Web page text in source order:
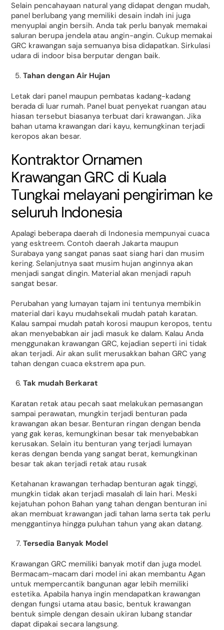
Selain pencahayaan natural yang didapat dengan mudah,
panel berlubang yang memiliki desain indah ini juga
menyuplai angin bersih. Anda tak perlu banyak memakai
saluran berupa jendela atau angin-angin. Cukup memakai
GRC krawangan saja semuanya bisa didapatkan. Sirkulasi
udara di indoor bisa berputar dengan baik.
Tahan dengan Air Hujan
Letak dari panel maupun pembatas kadang-kadang
berada di luar rumah. Panel buat penyekat ruangan atau
hiasan tersebut biasanya terbuat dari krawangan. Jika
bahan utama krawangan dari kayu, kemungkinan terjadi
keropos akan besar.
Kontraktor Ornamen
Krawangan GRC di Kuala
Tungkai melayani pengiriman ke
seluruh Indonesia
Apalagi beberapa daerah di Indonesia mempunyai cuaca
yang esktreem. Contoh daerah Jakarta maupun
Surabaya yang sangat panas saat siang hari dan musim
kering. Selanjutnya saat musim hujan anginnya akan
menjadi sangat dingin. Material akan menjadi rapuh
sangat besar.
Perubahan yang lumayan tajam ini tentunya membikin
material dari kayu mudahsekali mudah patah karatan.
Kalau sampai mudah patah korosi maupun keropos, tentu
akan menyebabkan air jadi masuk ke dalam. Kalau Anda
menggunakan krawangan GRC, kejadian seperti ini tidak
akan terjadi. Air akan sulit merusakkan bahan GRC yang
tahan dengan cuaca ekstrem apa pun.
Tak mudah Berkarat
Karatan retak atau pecah saat melakukan pemasangan
sampai perawatan, mungkin terjadi benturan pada
krawangan akan besar. Benturan ringan dengan benda
yang gak keras, kemungkinan besar tak menyebabkan
kerusakan. Selain itu benturan yang terjadi lumayan
keras dengan benda yang sangat berat, kemungkinan
besar tak akan terjadi retak atau rusak
Ketahanan krawangan terhadap benturan agak tinggi,
mungkin tidak akan terjadi masalah di lain hari. Meski
kejatuhan pohon Bahan yang tahan dengan benturan ini
akan membuat krawangan jadi tahan lama serta tak perlu
menggantinya hingga puluhan tahun yang akan datang.
Tersedia Banyak Model
Krawangan GRC memiliki banyak motif dan juga model.
Bermacam-macam dari model ini akan membantu Agan
untuk mempercantik bangunan agar lebih memiliki
estetika. Apabila hanya ingin mendapatkan krawangan
dengan fungsi utama atau basic, bentuk krawangan
bentuk simple dengan desain ukiran lubang standar
dapat dipakai secara langsung.